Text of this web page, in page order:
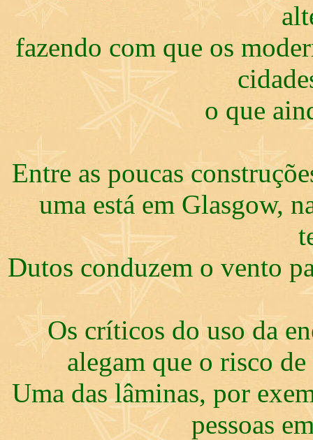
fazendo com que os
o que
Entre as poucas
uma está em Glasgow,
Dutos conduzem o vento
Os críticos do uso da
alegam que o risco
Uma das lâminas, por
pessoas